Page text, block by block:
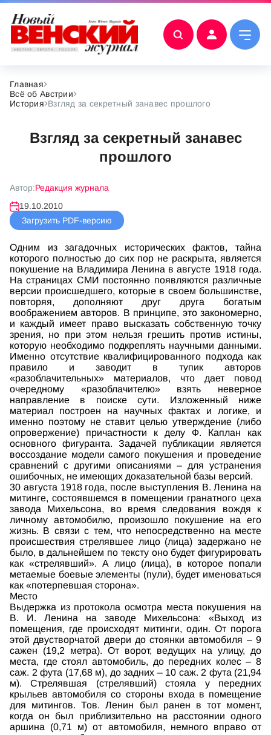
Главная
Всё об Австрии
История Взгляд за секретный занавес прошлого
Взгляд за секретный занавес
прошлого
Автор:Редакция журнала
19.10.2010
Загрузить PDF-версию
Одним из загадочных исторических фактов, тайна
которого полностью до сих пор не раскрыта, является
покушение на Владимира Ленина в августе 1918 года.
На страницах СМИ постоянно появляются различные
версии происшедшего, которые в своем большинстве,
повторяя, дополняют друг друга богатым
воображением авторов. В принципе, это закономерно,
и каждый имеет право высказать собственную точку
зрения, но при этом нельзя грешить против истины,
которую необходимо подкреплять научными данными.
Именно отсутствие квалифицированного подхода как
правило и заводит в тупик авторов
«разоблачительных» материалов, что дает повод
очередному «разоблачителю» взять неверное
направление в поиске сути. Изложенный ниже
материал построен на научных фактах и логике, и
именно поэтому не ставит целью утверждение (либо
опровержение) причастности к делу Ф. Каплан как
основного фигуранта. Задачей публикации является
воссоздание модели самого покушения и проведение
сравнений с другими описаниями – для устранения
ошибочных, не имеющих доказательной базы версий.
30 августа 1918 года, после выступления В. Ленина на
митинге, состоявшемся в помещении гранатного цеха
завода Михельсона, во время следования вождя к
личному автомобилю, произошло покушение на его
жизнь. В связи с тем, что непосредственно на месте
происшествия стрелявшее лицо (лица) задержано не
было, в дальнейшем по тексту оно будет фигурировать
как «стрелявший». А лицо (лица), в которое попали
метаемые боевые элементы (пули), будет именоваться
как «потерпевшая сторона».
Место
Выдержка из протокола осмотра места покушения на
В. И. Ленина на заводе Михельсона: «Выход из
помещения, где происходят митинги, один. От порога
этой двустворчатой двери до стоянки автомобиля – 9
сажен (19,2 метра). От ворот, ведущих на улицу, до
места, где стоял автомобиль, до передних колес – 8
саж. 2 фута (17,68 м), до задних – 10 саж. 2 фута (21,94
м). Стрелявшая (стрелявший) стояла у передних
крыльев автомобиля со стороны входа в помещение
для митингов. Тов. Ленин был ранен в тот момент,
когда он был приблизительно на расстоянии одного
аршина (0,71 м) от автомобиля, немного вправо от